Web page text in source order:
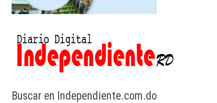
Buscar en Independiente.com.do